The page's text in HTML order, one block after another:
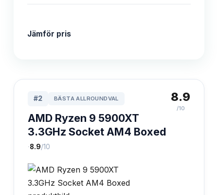
Jämför pris
#2 BÄSTA ALLROUNDVAL
AMD Ryzen 9 5900XT
3.3GHz Socket AM4 Boxed
·8.9/10
8.9
/10